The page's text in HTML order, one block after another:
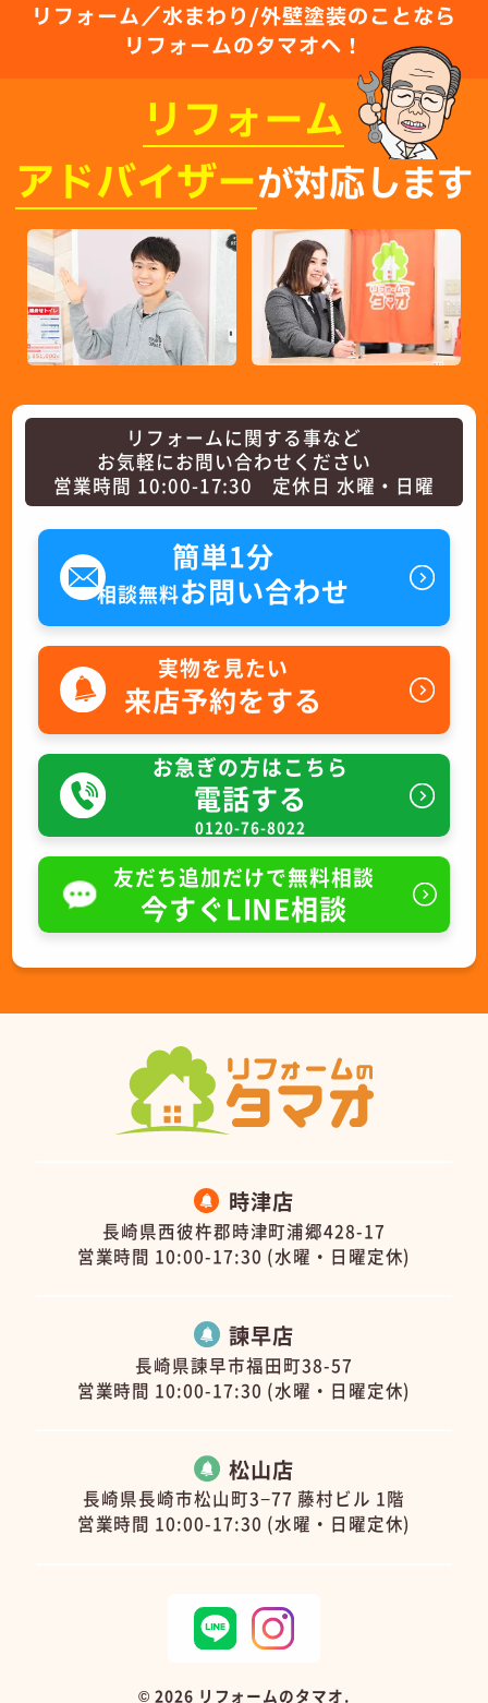
リフォーム／水まわり/外壁塗装のことなら
リフォームのタマオへ！
リフォーム
アドバイザーが対応します
リフォームに関する事など
お気軽にお問い合わせください
営業時間 10:00-17:30 定休日 水曜・日曜
簡単1分
相談無料お問い合わせ
実物を見たい
来店予約をする
お急ぎの方はこちら
電話する
0120-76-8022
友だち追加だけで無料相談
今すぐLINE相談
時津店
長崎県西彼杵郡時津町浦郷428-17
営業時間 10:00-17:30 (水曜・日曜定休)
諫早店
長崎県諫早市福田町38-57
営業時間 10:00-17:30 (水曜・日曜定休)
松山店
長崎県長崎市松山町3−77 藤村ビル 1階
営業時間 10:00-17:30 (水曜・日曜定休)
© 2026 リフォームのタマオ.